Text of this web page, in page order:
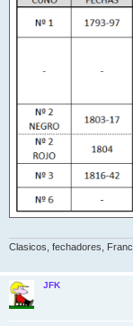
Clasicos, fechadores,
JFK